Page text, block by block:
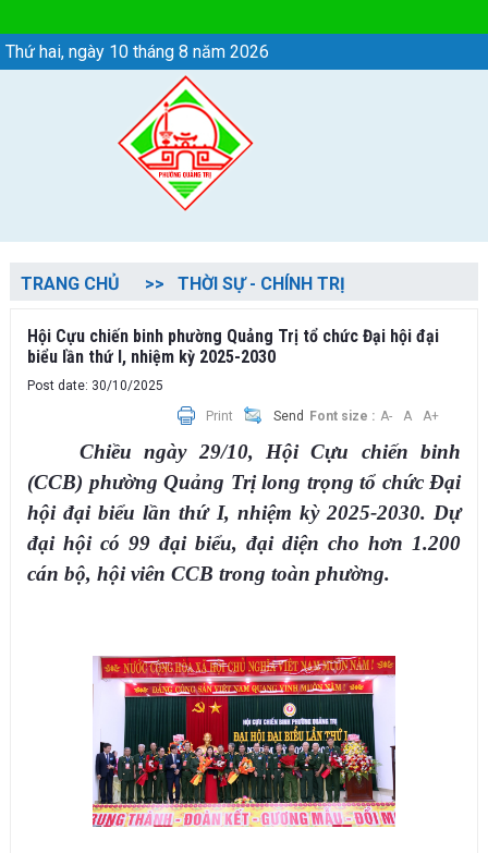
Thứ hai, ngày 10 tháng 8 năm 2026
TRANG CHỦ THỜI SỰ - CHÍNH TRỊ
Hội Cựu chiến binh phường Quảng Trị tổ chức Đại hội đại
biểu lần thứ I, nhiệm kỳ 2025-2030
Post date: 30/10/2025
Print
Send Font size : A- A A+
Chiều ngày 29/10, Hội Cựu chiến binh
(CCB) phường Quảng Trị long trọng tổ chức Đại
hội đại biểu lần thứ I, nhiệm kỳ 2025-2030. Dự
đại hội có 99 đại biểu, đại diện cho hơn 1.200
cán bộ, hội viên CCB trong toàn phường.